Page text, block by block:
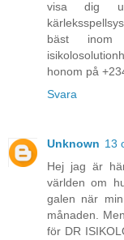
visa dig
bäst inom
honom på
Svara
Unknown 13
Hej jag är
världen om
galen när
månaden.
för DR